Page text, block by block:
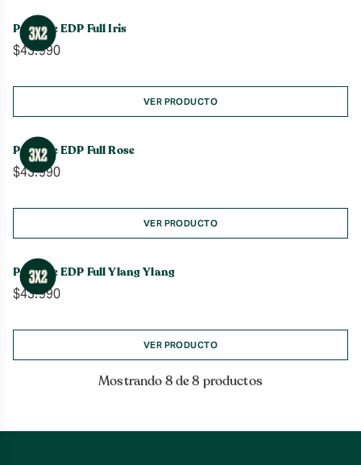
Perfume EDP Full Iris
$43.990
VER PRODUCTO
Perfume EDP Full Rose
$43.990
VER PRODUCTO
Perfume EDP Full Ylang Ylang
$43.990
VER PRODUCTO
Mostrando 8 de 8 productos